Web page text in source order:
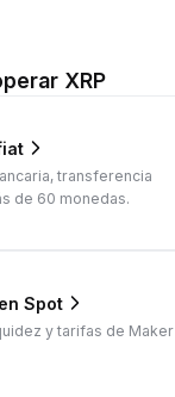
XRP
transferencia
de 60 monedas.
Spot
y tarifas de Maker